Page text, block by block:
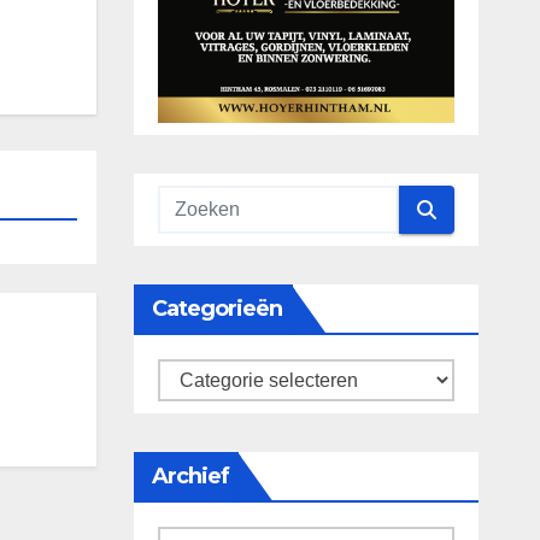
Categorieën
categorieën
Archief